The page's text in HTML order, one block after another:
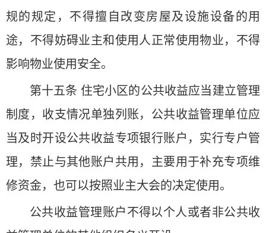
规的规定，不得擅自改变房屋及设施设备的用
途，不得妨碍业主和使用人正常使用物业，不得
影响物业使用安全。
第十五条 住宅小区的公共收益应当建立管理
制度，收支情况单独列账，公共收益管理单位应
当及时开设公共收益专项银行账户，实行专户管
理，禁止与其他账户共用，主要用于补充专项维
修资金，也可以按照业主大会的决定使用。
公共收益管理账户不得以个人或者非公共收